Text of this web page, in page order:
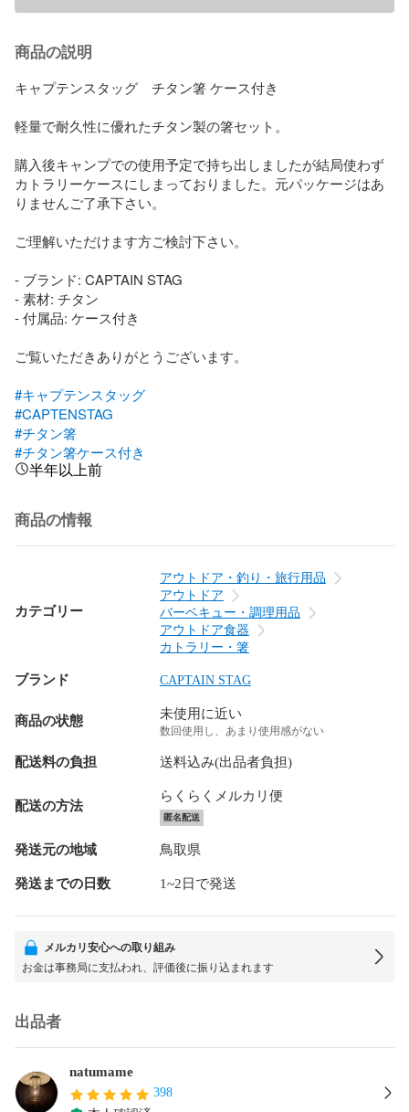
商品の説明
キャプテンスタッグ　チタン箸 ケース付き
軽量で耐久性に優れたチタン製の箸セット。
購入後キャンプでの使用予定で持ち出しましたが結局使わず
カトラリーケースにしまっておりました。元パッケージはあ
りませんご了承下さい。
ご理解いただけます方ご検討下さい。
- ブランド: CAPTAIN STAG
- 素材: チタン
- 付属品: ケース付き
ご覧いただきありがとうございます。
#キャプテンスタッグ
#CAPTENSTAG
#チタン箸
#チタン箸ケース付き
半年以上前
商品の情報
カテゴリー
アウトドア・釣り・旅行用品
アウトドア
バーベキュー・調理用品
アウトドア食器
カトラリー・箸
ブランド CAPTAIN STAG
商品の状態 未使用に近い
数回使用し、あまり使用感がない
配送料の負担 送料込み(出品者負担)
配送の方法
らくらくメルカリ便
匿名配送
発送元の地域 鳥取県
発送までの日数 1~2日で発送
メルカリ安心への取り組み
お金は事務局に支払われ、評価後に振り込まれます
出品者
natumame
398